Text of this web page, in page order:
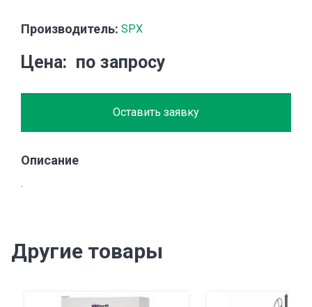
Производитель: SPX
Цена по запросу
Оставить заявку
Описание
.
Другие товары